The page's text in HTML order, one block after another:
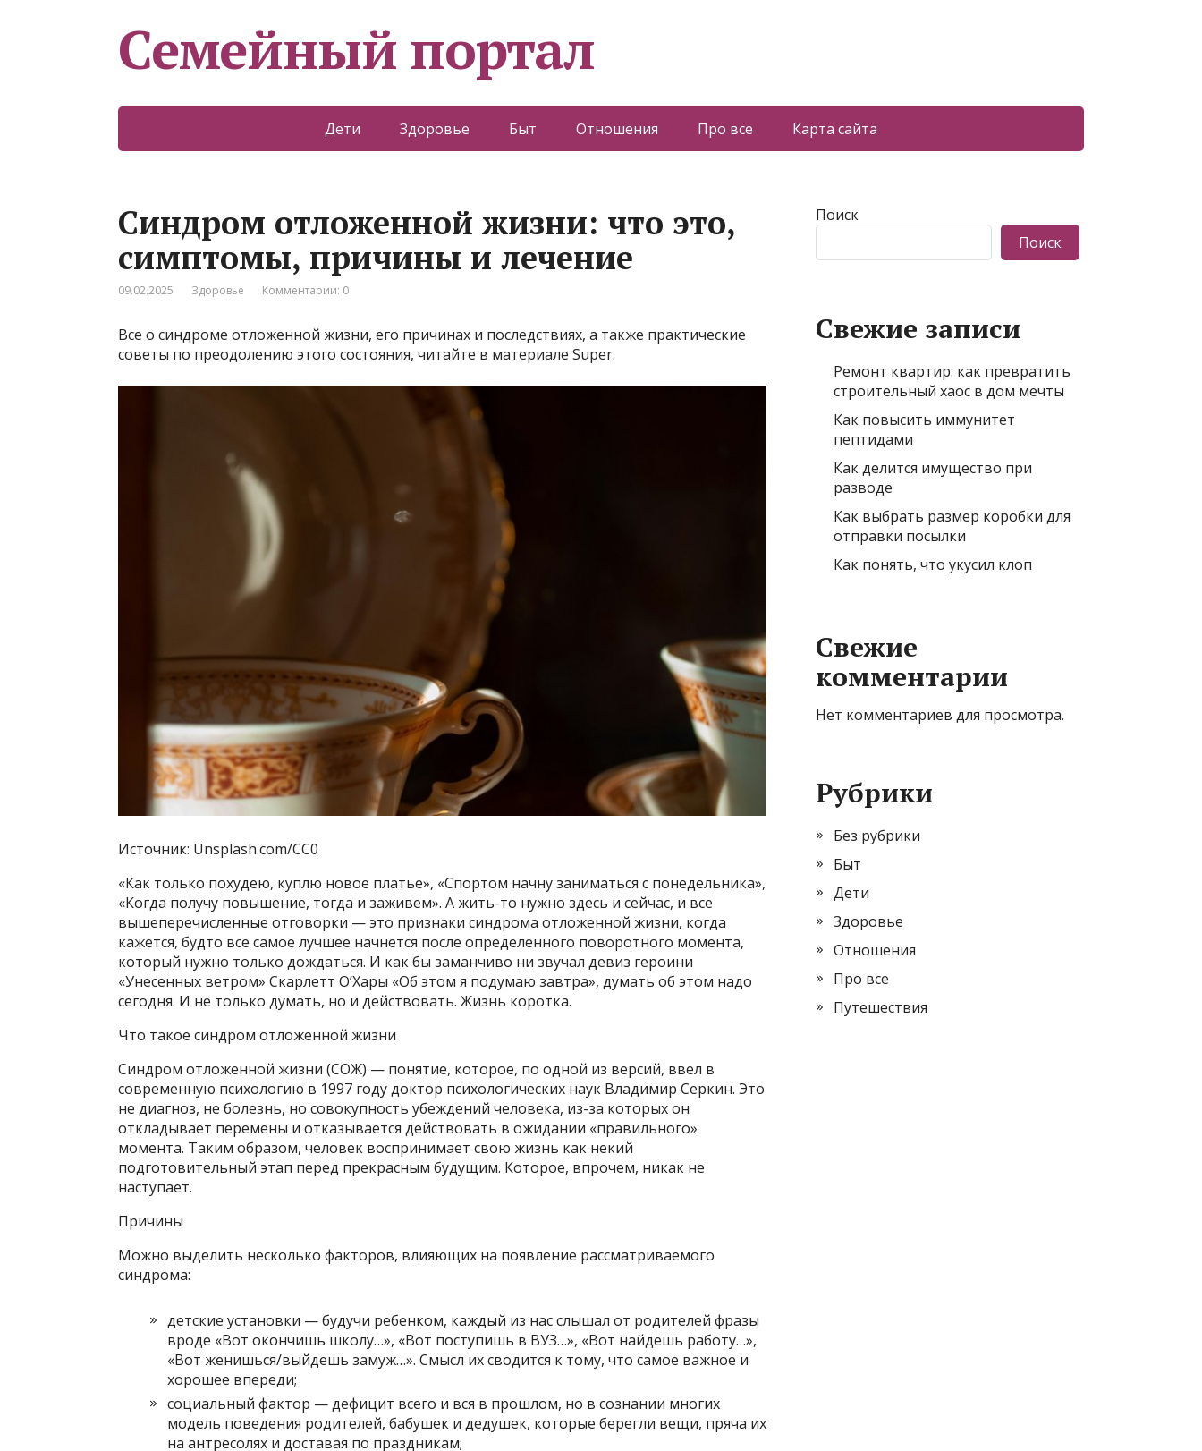
Семейный портал
Дети Здоровье Быт Отношения Про все Карта сайта
Синдром отложенной жизни: что это,
симптомы, причины и лечение
09.02.2025 Здоровье Комментарии: 0
Все о синдроме отложенной жизни, его причинах и последствиях, а также практические
советы по преодолению этого состояния, читайте в материале Super.
Источник: Unsplash.com/CC0
«Как только похудею, куплю новое платье», «Спортом начну заниматься с понедельника»,
«Когда получу повышение, тогда и заживем». А жить-то нужно здесь и сейчас, и все
вышеперечисленные отговорки — это признаки синдрома отложенной жизни, когда
кажется, будто все самое лучшее начнется после определенного поворотного момента,
который нужно только дождаться. И как бы заманчиво ни звучал девиз героини
«Унесенных ветром» Скарлетт О’Хары «Об этом я подумаю завтра», думать об этом надо
сегодня. И не только думать, но и действовать. Жизнь коротка.
Что такое синдром отложенной жизни
Синдром отложенной жизни (СОЖ) — понятие, которое, по одной из версий, ввел в
современную психологию в 1997 году доктор психологических наук Владимир Серкин. Это
не диагноз, не болезнь, но совокупность убеждений человека, из-за которых он
откладывает перемены и отказывается действовать в ожидании «правильного»
момента. Таким образом, человек воспринимает свою жизнь как некий
подготовительный этап перед прекрасным будущим. Которое, впрочем, никак не
наступает.
Причины
Можно выделить несколько факторов, влияющих на появление рассматриваемого
синдрома:
детские установки — будучи ребенком, каждый из нас слышал от родителей фразы
вроде «Вот окончишь школу…», «Вот поступишь в ВУЗ…», «Вот найдешь работу…»,
«Вот женишься/выйдешь замуж…». Смысл их сводится к тому, что самое важное и
хорошее впереди;
социальный фактор — дефицит всего и вся в прошлом, но в сознании многих
модель поведения родителей, бабушек и дедушек, которые берегли вещи, пряча их
на антресолях и доставая по праздникам;
Поиск
Поиск
Свежие записи
Ремонт квартир: как превратить
строительный хаос в дом мечты
Как повысить иммунитет
пептидами
Как делится имущество при
разводе
Как выбрать размер коробки для
отправки посылки
Как понять, что укусил клоп
Свежие
комментарии
Нет комментариев для просмотра.
Рубрики
Без рубрики
Быт
Дети
Здоровье
Отношения
Про все
Путешествия